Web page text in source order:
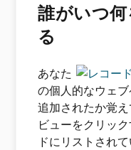
誰がいつ
る
あなた
の個人的なウェ
追加されたか覚
ビューをクリッ
ドにリストされ